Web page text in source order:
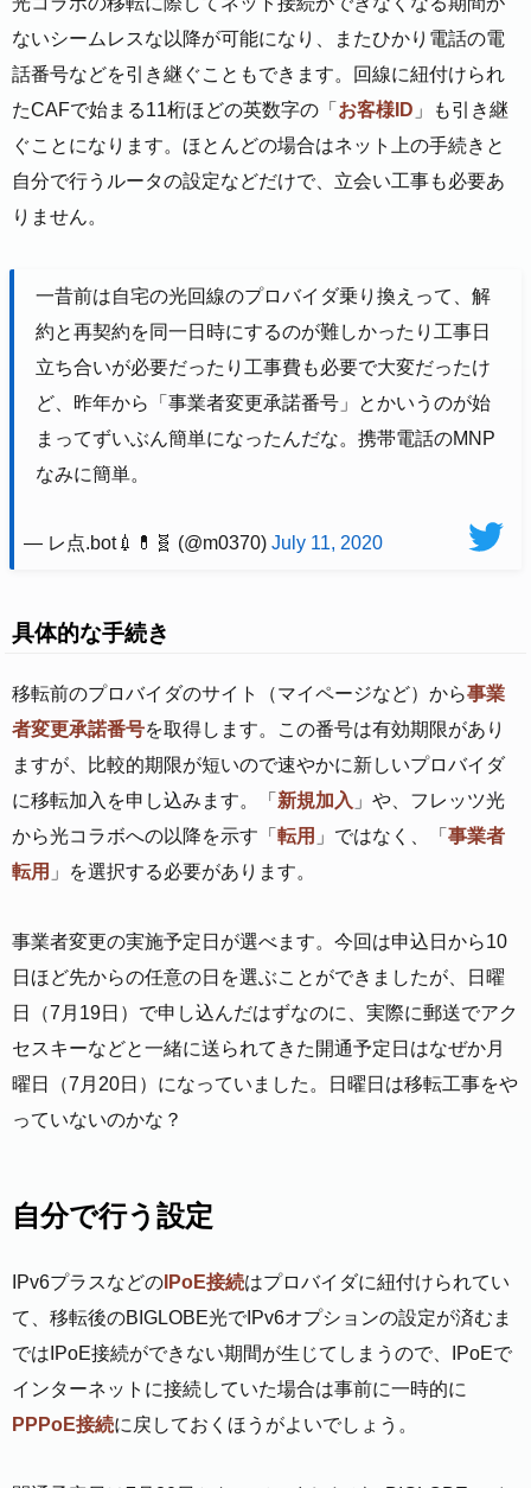
ないシームレスな以降が可能になり、またひかり電話の電
話番号などを引き継ぐこともできます。回線に紐付けられ
たCAFで始まる11桁ほどの英数字の「 お客様ID 」も引き継
ぐことになります。ほとんどの場合はネット上の手続きと
自分で行うルータの設定などだけで、立会い工事も必要あ
りません。
一昔前は自宅の光回線のプロバイダ乗り換えって、解
約と再契約を同一日時にするのが難しかったり工事日
立ち合いが必要だったり工事費も必要で大変だったけ
ど、昨年から「事業者変更承諾番号」とかいうのが始
まってずいぶん簡単になったんだな。携帯電話のMNP
なみに簡単。
— レ点.bot💉💊🧬 (@m0370) July 11, 2020
具体的な手続き
移転前のプロバイダのサイト（マイページなど）から事業
者変更承諾番号を取得します。この番号は有効期限があり
ますが、比較的期限が短いので速やかに新しいプロバイダ
に移転加入を申し込みます。「 新規加入 」や、フレッツ光
から光コラボへの以降を示す「 転用 」ではなく、「 事業者
転用 」を選択する必要があります。
事業者変更の実施予定日が選べます。今回は申込日から10
日ほど先からの任意の日を選ぶことができましたが、日曜
日（7月19日）で申し込んだはずなのに、実際に郵送でアク
セスキーなどと一緒に送られてきた開通予定日はなぜか月
曜日（7月20日）になっていました。日曜日は移転工事をや
っていないのかな？
自分で行う設定
IPv6プラスなどの IPoE接続はプロバイダに紐付けられてい
て、移転後のBIGLOBE光でIPv6オプションの設定が済むま
ではIPoE接続ができない期間が生じてしまうので、IPoEで
インターネットに接続していた場合は事前に一時的に
PPPoE接続に戻しておくほうがよいでしょう。